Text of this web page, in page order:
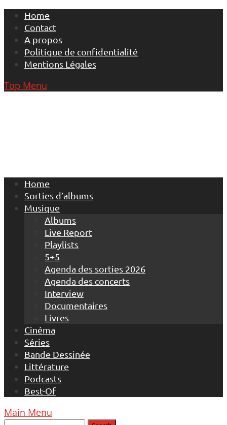
Skip
content
Home
Contact
A propos
Politique de confidentialité
Mentions Légales
Top Menu
Home
Sorties d’albums
Musique
Albums
Live Report
Playlists
5+5
Agenda des sorties 2026
Agenda des concerts
Interview
Documentaires
Livres
Cinéma
Séries
Bande Dessinée
Littérature
Podcasts
Best-Of
Main Menu